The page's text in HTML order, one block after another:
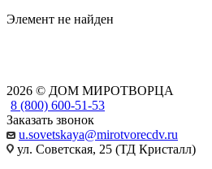
Элемент не найден
2026 © ДОМ МИРОТВОРЦА
8 (800) 600-51-53
Заказать звонок
u.sovetskaya@mirotvorecdv.ru
ул. Советская, 25 (ТД Кристалл)